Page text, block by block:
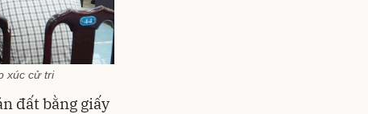
xúc cử tri
đất bằng giấy